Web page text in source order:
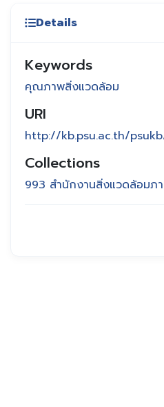
Details
Keywords
คุณภาพสิ่งแวดล้อม
URI
http://kb.psu.ac.th/
Collections
993 สำนักงานสิ่งแวดล้อมภ